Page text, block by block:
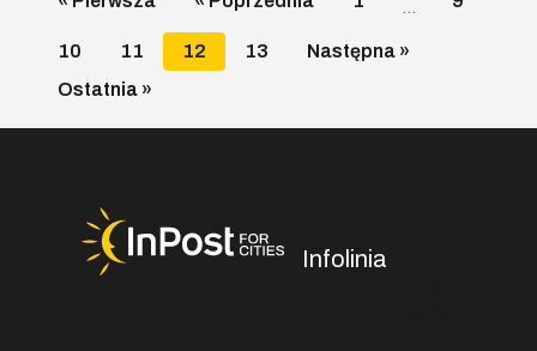
10 11 12 13
Następna »
Ostatnia »
Infolinia